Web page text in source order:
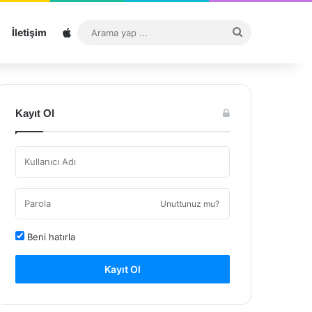
İletişim Sitemap
...
Kayıt Ol
Unuttunuz mu?
Beni hatırla
Kayıt Ol